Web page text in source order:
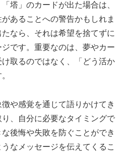
塔」のカードが出た場合は、
あることへの警告かもしれま
なら、それは希望を捨てずに
です。重要なのは、夢やカー
取るのではなく、「どう活か
や感覚を通じて語りかけてき
、自分に必要なタイミングで
後悔や失敗を防ぐことができ
なメッセージを伝えてくるこ